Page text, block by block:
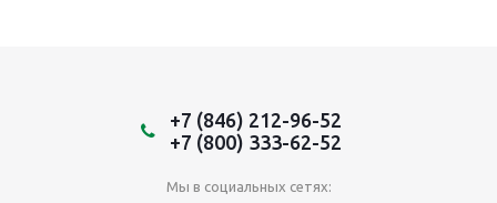
+7 (846) 212-96-52
+7 (800) 333-62-52
Мы в социальных сетях: